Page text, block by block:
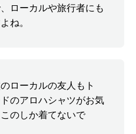
ローカルや旅行者にも
ね。
ローカルの友人もト
のアロハシャツがお気
のしか着てないで